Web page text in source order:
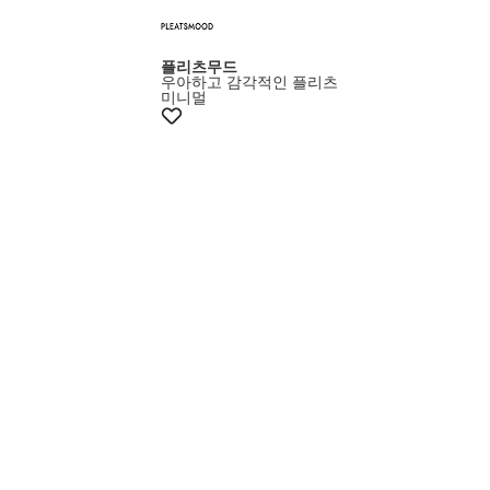
플리츠무드
우아하고 감각적인 플리츠
미니멀